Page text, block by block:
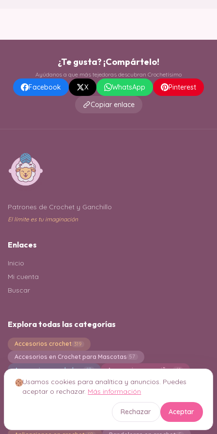
¿Te gusta? ¡Compártelo!
Ayúdanos a que más tejedoras descubran Crochetísimo
Facebook X WhatsApp
Pinterest
Copiar enlace
Patrones de Crochet y Ganchillo
El límite es tu imaginación
Enlaces
Inicio
Mi cuenta
Buscar
Explora todas las categorías
Accesorios crochet 319
Accesorios en Crochet para Mascotas 57
Accesorios para bebes 62 Accesorios para niñas 61
Adornos en Crochet 20 Agarraderas en crochet 21
Alfombras en Crochet 99 Almohadones
Amigurumi Navideño 80
Amigurumis 2494
Usamos cookies para analítica y anuncios. Puedes
aceptar o rechazar. Más información
Rechazar Aceptar